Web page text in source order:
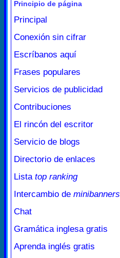
Principio de página
Principal
Conexión sin cifrar
Escríbanos aquí
Frases populares
Servicios de publicidad
Contribuciones
El rincón del escritor
Servicio de blogs
Directorio de enlaces
Lista top ranking
Intercambio de minibanners
Chat
Gramática inglesa gratis
Aprenda inglés gratis